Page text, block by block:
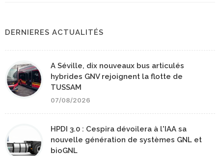
DERNIERES ACTUALITÉS
A Séville, dix nouveaux bus articulés
hybrides GNV rejoignent la flotte de
TUSSAM
07/08/2026
HPDI 3.0 : Cespira dévoilera à l'IAA sa
nouvelle génération de systèmes GNL et
bioGNL